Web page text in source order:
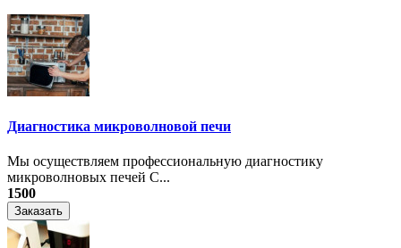
Диагностика микроволновой печи
Мы осуществляем профессиональную диагностику
микроволновых печей С...
1500
Заказать